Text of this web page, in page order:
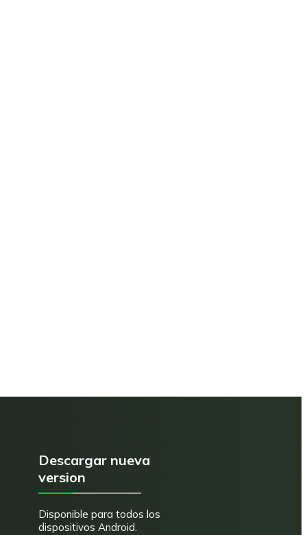
Descargar nueva
version
Disponible para todos los
dispositivos Android.